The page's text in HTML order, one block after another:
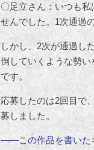
〇足立さん：いつも
せんでした。1次通過
しかし、2次が通過し
倒していくような勢
です。
応募したのは2回目で
募しました。
――この作品を書いた